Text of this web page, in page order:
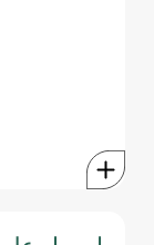
ما عليك
سيتم تطبيق